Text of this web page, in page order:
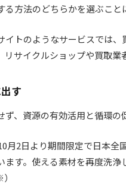
る方法のどちらかを選ぶこと
イトのようなサービスでは
リサイクルショップや買取
す
、資源の有効活用と循環
月2日より期間限定で日本
ます。使える素材を再度洗